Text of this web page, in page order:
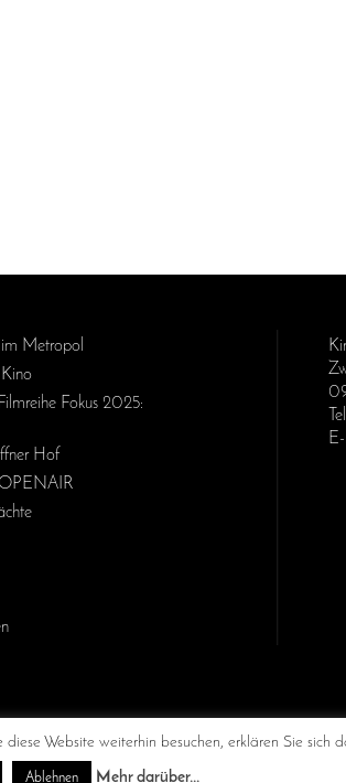
Metropol
Fokus 2025:
Hof
OPENAIR
@chemnitzkinometropol Metropol
Website weiterhin besuchen, erklären Sie sich
Ablehnen Mehr darüber...